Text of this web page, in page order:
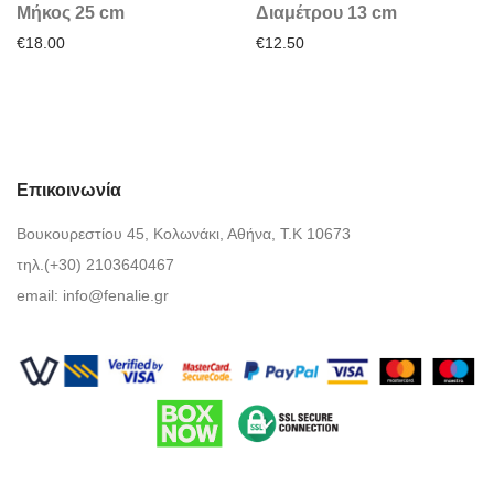
Μήκος 25 cm
€18.00
Διαμέτρου 13 cm
€12.50
Επικοινωνία
Βουκουρεστίου 45, Κολωνάκι, Αθήνα, Τ.Κ 10673
τηλ.(+30) 2103640467
email: info@fenalie.gr